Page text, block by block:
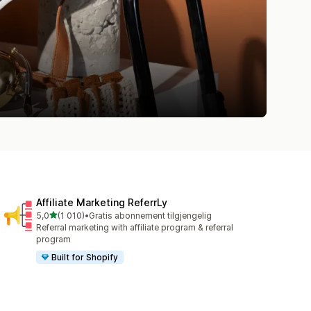
Affiliate Marketing ReferrLy
5,0av 5 stjerner
(1 010)
Totalt 1010 omtaler
•Gratis abonnement tilgjengelig
Referral marketing with affiliate program & referral
program
Built for Shopify